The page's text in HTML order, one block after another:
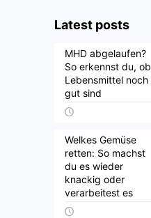
Latest posts
MHD abgelaufen?
So erkennst du, ob
Lebensmittel noch
gut sind
Welkes Gemüse
retten: So machst
du es wieder
knackig oder
verarbeitest es